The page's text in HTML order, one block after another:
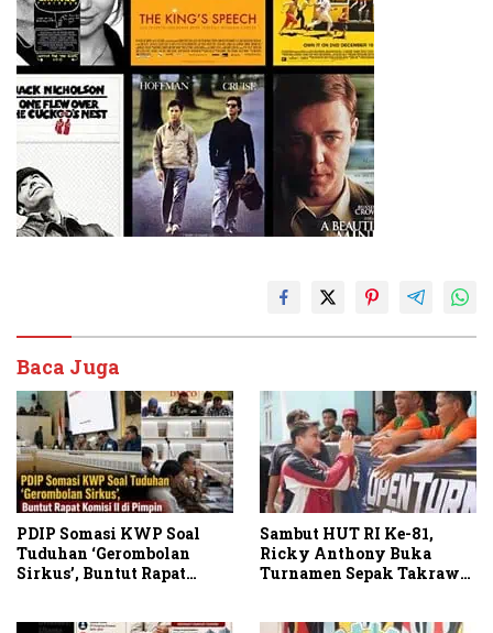
Baca Juga
PDIP Somasi KWP Soal
Tuduhan ‘Gerombolan
Sirkus’, Buntut Rapat
Sambut HUT RI Ke-81,
Ricky Anthony Buka
Turnamen Sepak Takraw